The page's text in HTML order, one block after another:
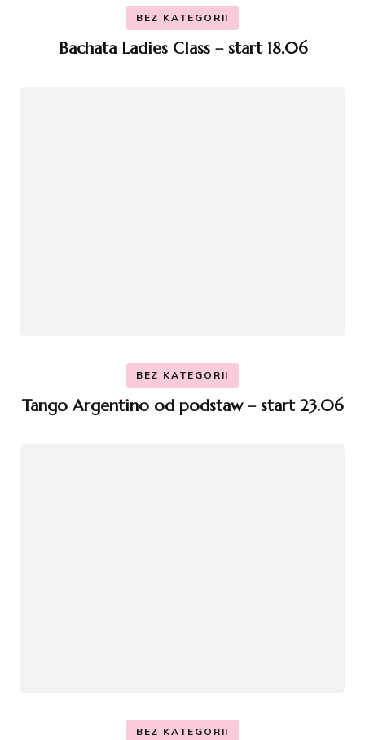
BEZ KATEGORII
Bachata Ladies Class – start 18.06
BEZ KATEGORII
Tango Argentino od podstaw – start 23.06
BEZ KATEGORII